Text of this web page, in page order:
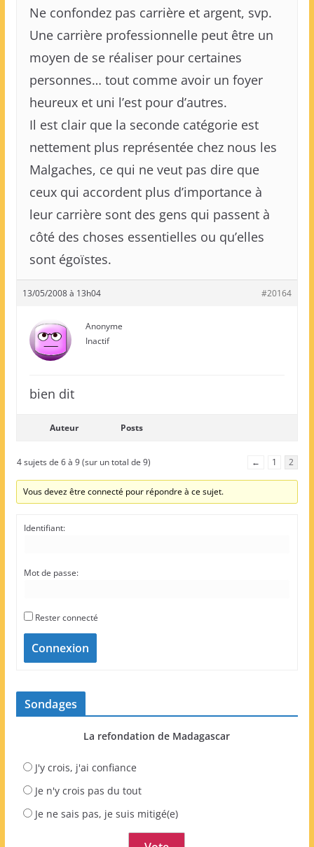
Ne confondez pas carrière et argent, svp.
Une carrière professionnelle peut être un
moyen de se réaliser pour certaines
personnes… tout comme avoir un foyer
heureux et uni l’est pour d’autres.
Il est clair que la seconde catégorie est
nettement plus représentée chez nous les
Malgaches, ce qui ne veut pas dire que
ceux qui accordent plus d’importance à
leur carrière sont des gens qui passent à
côté des choses essentielles ou qu’elles
sont égoïstes.
13/05/2008 à 13h04 #20164
Anonyme
Inactif
bien dit
Auteur Posts
4 sujets de 6 à 9 (sur un total de 9) ← 1 2
Vous devez être connecté pour répondre à ce sujet.
Identifiant:
Mot de passe:
Rester connecté
Connexion
Sondages
La refondation de Madagascar
J'y crois, j'ai confiance
Je n'y crois pas du tout
Je ne sais pas, je suis mitigé(e)